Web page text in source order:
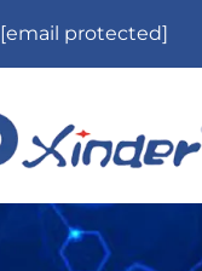
[email protected]